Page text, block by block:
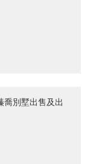
喬別墅出售及出